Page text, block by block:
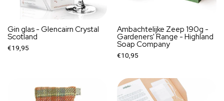
Gin glas - Glencairn Crystal
Scotland
€19,95
Ambachtelijke Zeep 190g -
Gardeners' Range - Highland
Soap Company
€10,95